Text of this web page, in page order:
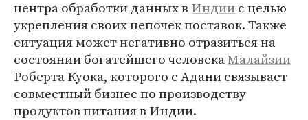
центра обработки данных в Индиис целью
укрепления своих цепочек поставок. Также
ситуация может негативно отразиться на
состоянии богатейшего человекаМалайзии
Роберта Куока, которого с Адани связывает
совместный бизнес по производству
продуктов питания в Индии.